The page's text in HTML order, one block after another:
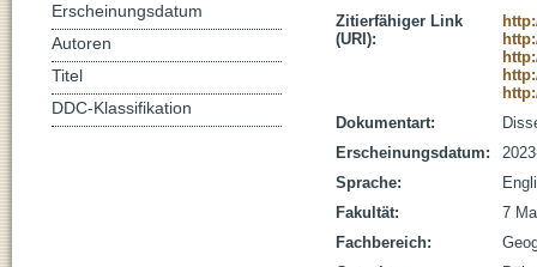
Zitierfähiger Link
(URI):
Dokumentart:
Erscheinungsdatum:
Sprache:
Fakultät:
7
Fachbereich:
Erscheinungsdatum
Autoren
Titel
DDC-Klassifikation